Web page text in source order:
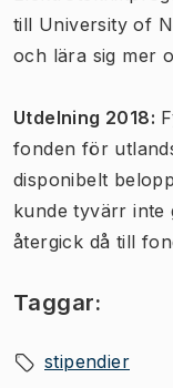
till University of
och lära sig mer
Utdelning 2018:
fonden för
disponibelt
kunde tyvärr inte
återgick då till
Taggar:
stipendier